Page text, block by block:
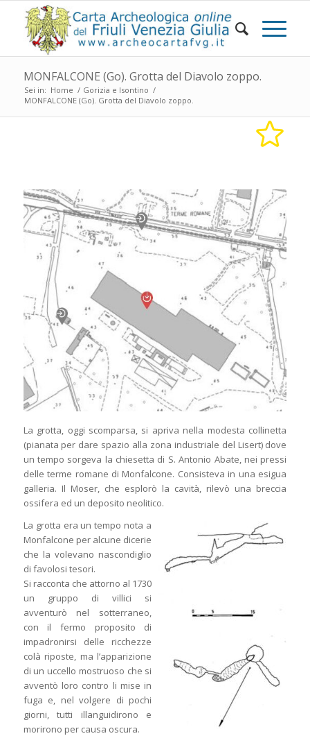
MONFALCONE (Go). Grotta del Diavolo zoppo.
Sei in: Home / Gorizia e Isontino /
MONFALCONE (Go). Grotta del Diavolo zoppo.
La grotta, oggi scomparsa, si apriva nella modesta collinetta
(pianata per dare spazio alla zona industriale del Lisert) dove
un tempo sorgeva la chiesetta di S. Antonio Abate, nei pressi
delle terme romane di Monfalcone. Consisteva in una esigua
galleria. Il Moser, che esplorò la cavità, rilevò una breccia
ossifera ed un deposito neolitico.
La grotta era un tempo nota a
Monfalcone per alcune dicerie
che la volevano nascondiglio
di favolosi tesori.
Si racconta che attorno al 1730
un gruppo di villici si
avventurò nel sotterraneo,
con il fermo proposito di
impadronirsi delle ricchezze
colà riposte, ma l’apparizione
di un uccello mostruoso che si
avventò loro contro li mise in
fuga e, nel volgere di pochi
giorni, tutti illanguidirono e
morirono per causa oscura.